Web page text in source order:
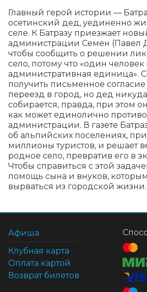
Главный герой истории —
осетинский дед, уединенно
селе. К Батразу приезжает
администрации Семен (Павел
чтобы сообщить о решении
село, потому что «один
административная единица».
получить письменное согласие
переезд в город, но дед
собирается, правда, при этом
как может единолично
администрации. В газете
об альпийских поселениях,
миллионы туристов, и решает
родное село, превратив его в
Чтобы справиться с этой
помощь сына и внуков,
вырваться из городской жизни.
Афиша
Клубная карта
Оплата картой
Возврат билетов